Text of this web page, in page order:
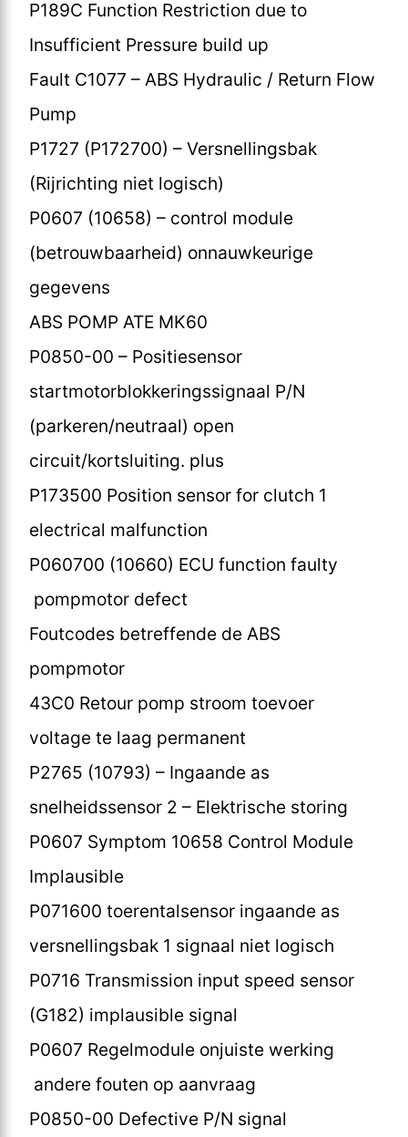
P189C Function Restriction due to
Insufficient Pressure build up
Fault C1077 – ABS Hydraulic / Return Flow
Pump
P1727 (P172700) – Versnellingsbak
(Rijrichting niet logisch)
P0607 (10658) – control module
(betrouwbaarheid) onnauwkeurige
gegevens
ABS POMP ATE MK60
P0850-00 – Positiesensor
startmotorblokkeringssignaal P/N
(parkeren/neutraal) open
circuit/kortsluiting. plus
P173500 Position sensor for clutch 1
electrical malfunction
P060700 (10660) ECU function faulty
pompmotor defect
Foutcodes betreffende de ABS
pompmotor
43C0 Retour pomp stroom toevoer
voltage te laag permanent
P2765 (10793) – Ingaande as
snelheidssensor 2 – Elektrische storing
P0607 Symptom 10658 Control Module
Implausible
P071600 toerentalsensor ingaande as
versnellingsbak 1 signaal niet logisch
P0716 Transmission input speed sensor
(G182) implausible signal
P0607 Regelmodule onjuiste werking
andere fouten op aanvraag
P0850-00 Defective P/N signal